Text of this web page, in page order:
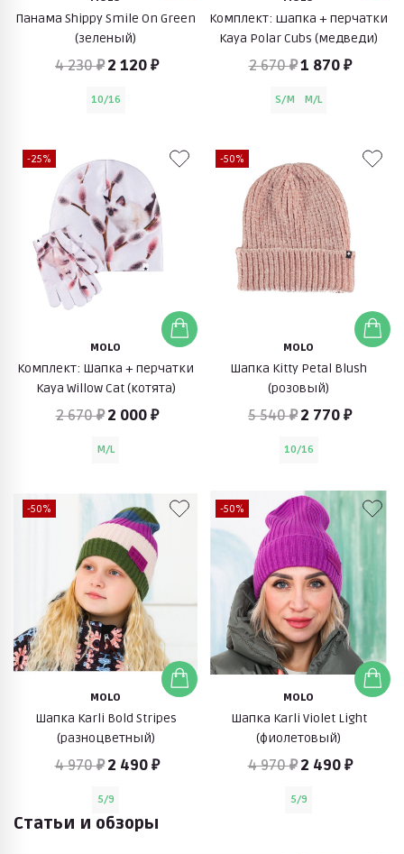
Панама Shippy Smile On Green
(зеленый)
4 230 ₽ 2 120 ₽
10/16
Комплект: шапка + перчатки
Kaya Polar Cubs (медведи)
2 670 ₽1 870 ₽
S/M M/L
-25%
MOLO
Комплект: Шапка + перчатки
Kaya Willow Cat (котята)
2 670 ₽ 2 000 ₽
M/L
-50%
MOLO
Шапка Kitty Petal Blush
(розовый)
5 540 ₽ 2 770 ₽
10/16
-50%
MOLO
Шапка Karli Bold Stripes
(разноцветный)
4 970 ₽ 2 490 ₽
5/9
-50%
MOLO
Шапка Karli Violet Light
(фиолетовый)
4 970 ₽ 2 490 ₽
5/9
Статьи и обзоры